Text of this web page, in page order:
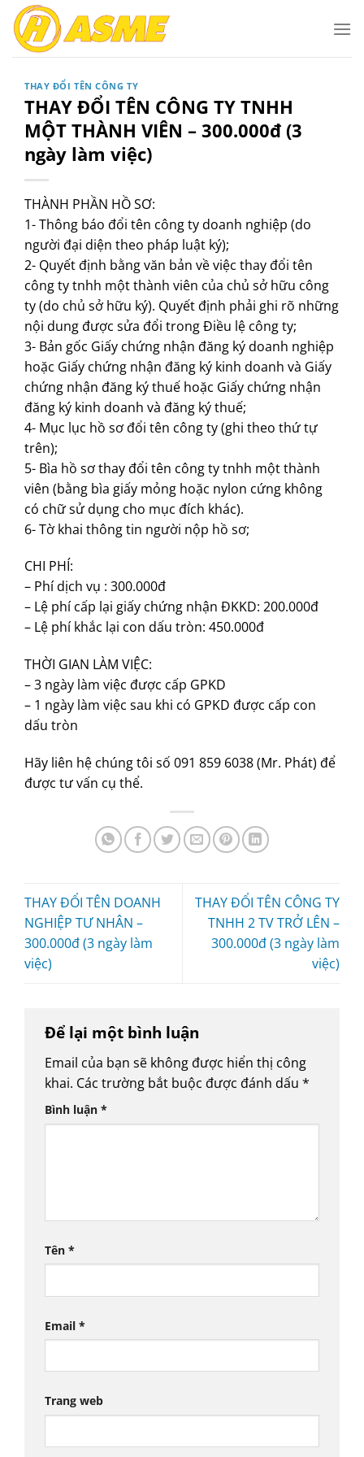
qua
THAY ĐỔI TÊN CÔNG TY
THAY ĐỔI TÊN CÔNG TY TNHH
MỘT THÀNH VIÊN – 300.000đ (3
ngày làm việc)
THÀNH PHẦN HỒ SƠ:
1- Thông báo đổi tên công ty doanh nghiệp (do
người đại diện theo pháp luật ký);
2- Quyết định bằng văn bản về việc thay đổi tên
công ty tnhh một thành viên của chủ sở hữu công
ty (do chủ sở hữu ký). Quyết định phải ghi rõ những
nội dung được sửa đổi trong Điều lệ công ty;
3- Bản gốc Giấy chứng nhận đăng ký doanh nghiệp
hoặc Giấy chứng nhận đăng ký kinh doanh và Giấy
chứng nhận đăng ký thuế hoặc Giấy chứng nhận
đăng ký kinh doanh và đăng ký thuế;
4- Mục lục hồ sơ đổi tên công ty (ghi theo thứ tự
trên);
5- Bìa hồ sơ thay đổi tên công ty tnhh một thành
viên (bằng bìa giấy mỏng hoặc nylon cứng không
có chữ sử dụng cho mục đích khác).
6- Tờ khai thông tin người nộp hồ sơ;
CHI PHÍ:
– Phí dịch vụ : 300.000đ
– Lệ phí cấp lại giấy chứng nhận ĐKKD: 200.000đ
– Lệ phí khắc lại con dấu tròn: 450.000đ
THỜI GIAN LÀM VIỆC:
– 3 ngày làm việc được cấp GPKD
– 1 ngày làm việc sau khi có GPKD được cấp con
dấu tròn
Hãy liên hệ chúng tôi số 091 859 6038 (Mr. Phát) để
được tư vấn cụ thể.
THAY ĐỔI TÊN DOANH
NGHIỆP TƯ NHÂN –
300.000đ (3 ngày làm
việc)
THAY ĐỔI TÊN CÔNG TY
TNHH 2 TV TRỞ LÊN –
300.000đ (3 ngày làm
việc)
Để lại một bình luận
Email của bạn sẽ không được hiển thị công
khai. Các trường bắt buộc được đánh dấu *
Bình luận *
Tên *
Email *
Trang web